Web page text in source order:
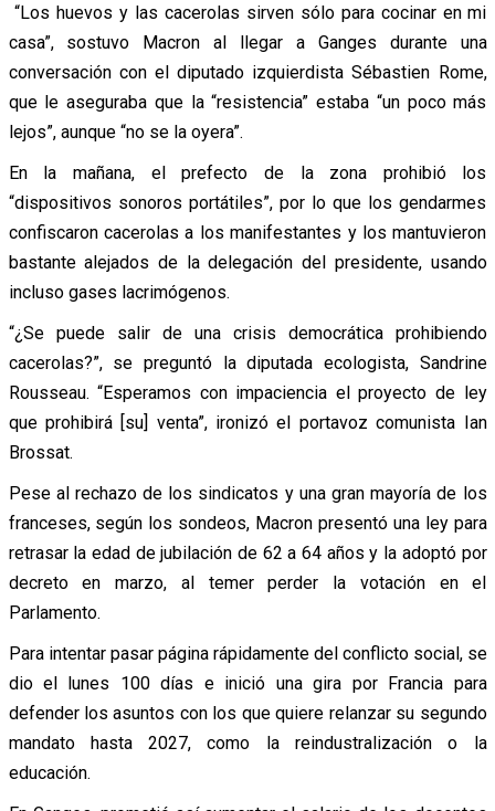
“Los huevos y las cacerolas sirven sólo para cocinar en mi
casa”, sostuvo Macron al llegar a Ganges durante una
conversación con el diputado izquierdista Sébastien Rome,
que le aseguraba que la “resistencia” estaba “un poco más
lejos”, aunque “no se la oyera”.
En la mañana, el prefecto de la zona prohibió los
“dispositivos sonoros portátiles”, por lo que los gendarmes
confiscaron cacerolas a los manifestantes y los mantuvieron
bastante alejados de la delegación del presidente, usando
incluso gases lacrimógenos.
“¿Se puede salir de una crisis democrática prohibiendo
cacerolas?”, se preguntó la diputada ecologista, Sandrine
Rousseau. “Esperamos con impaciencia el proyecto de ley
que prohibirá [su] venta”, ironizó el portavoz comunista Ian
Brossat.
Pese al rechazo de los sindicatos y una gran mayoría de los
franceses, según los sondeos, Macron presentó una ley para
retrasar la edad de jubilación de 62 a 64 años y la adoptó por
decreto en marzo, al temer perder la votación en el
Parlamento.
Para intentar pasar página rápidamente del conflicto social, se
dio el lunes 100 días e inició una gira por Francia para
defender los asuntos con los que quiere relanzar su segundo
mandato hasta 2027, como la reindustralización o la
educación.